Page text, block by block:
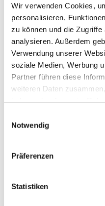
Wir verwenden Cookies,
personalisieren,
zu können und die
analysieren. Außerdem
Verwendung unserer
soziale Medien, Werbung
Partner führen diese
weiteren Daten
Notwendig
Präferenzen
Statistiken